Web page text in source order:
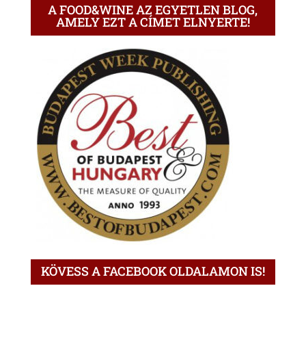
A FOOD&WINE AZ EGYETLEN BLOG,
AMELY EZT A CÍMET ELNYERTE!
KÖVESS A FACEBOOK OLDALAMON IS!